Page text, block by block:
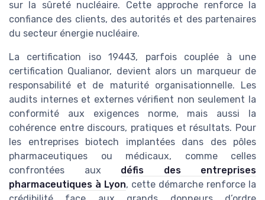
sur la sûreté nucléaire. Cette approche renforce la
confiance des clients, des autorités et des partenaires
du secteur énergie nucléaire.
La certification iso 19443, parfois couplée à une
certification Qualianor, devient alors un marqueur de
responsabilité et de maturité organisationnelle. Les
audits internes et externes vérifient non seulement la
conformité aux exigences norme, mais aussi la
cohérence entre discours, pratiques et résultats. Pour
les entreprises biotech implantées dans des pôles
pharmaceutiques ou médicaux, comme celles
confrontées aux défis des entreprises
pharmaceutiques à Lyon, cette démarche renforce la